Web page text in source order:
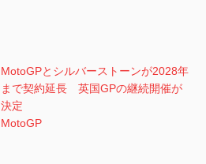
MotoGPとシルバーストーンが2028年
まで契約延長 英国GPの継続開催が
決定
MotoGP